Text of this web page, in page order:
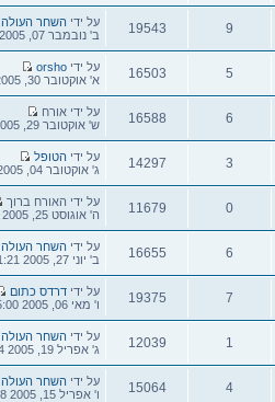
תגובות
צפיות
9
תגובות
19543
צפיות
הודעה
אחרונה
על ידי השחר העולה
ב' נובמבר 07, 2005 7:38 pm
5
תגובות
16503
צפיות
הודעה
אחרונה
על ידיorsho
א' אוקטובר 30, 2005 10:04 pm
6
תגובות
16588
צפיות
הודעה
אחרונה
על ידי אורח
ש' אוקטובר 29, 2005 9:54 pm
3
תגובות
14297
צפיות
הודעה
אחרונה
על ידי הטופל
ג' אוקטובר 04, 2005 7:41 pm
0
תגובות
11679
צפיות
הודעה
אחרונה
על ידי האורח ברוך
ה' אוגוסט 25, 2005 10:51 pm
6
תגובות
16655
צפיות
הודעה
אחרונה
על ידי השחר העולה
ב' יוני 27, 2005 11:21 am
7
תגובות
19375
צפיות
הודעה
אחרונה
על ידידרדס כתום
ו' מאי 06, 2005 5:00 pm
1
תגובות
12039
צפיות
הודעה
אחרונה
על ידי השחר העולה
ג' אפריל 19, 2005 12:14 am
4
15064
הודעה
אחרונה
על ידי השחר העולה
ו' אפריל 15, 2005 9:48 pm